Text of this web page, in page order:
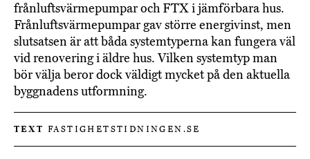
frånluftsvärmepumpar och FTX i jämförbara hus.
Frånluftsvärmepumpar gav större energivinst, men
slutsatsen är att båda systemtyperna kan fungera väl
vid renovering i äldre hus. Vilken systemtyp man
bör välja beror dock väldigt mycket på den aktuella
byggnadens utformning.
TEXT FASTIGHETSTIDNINGEN.SE